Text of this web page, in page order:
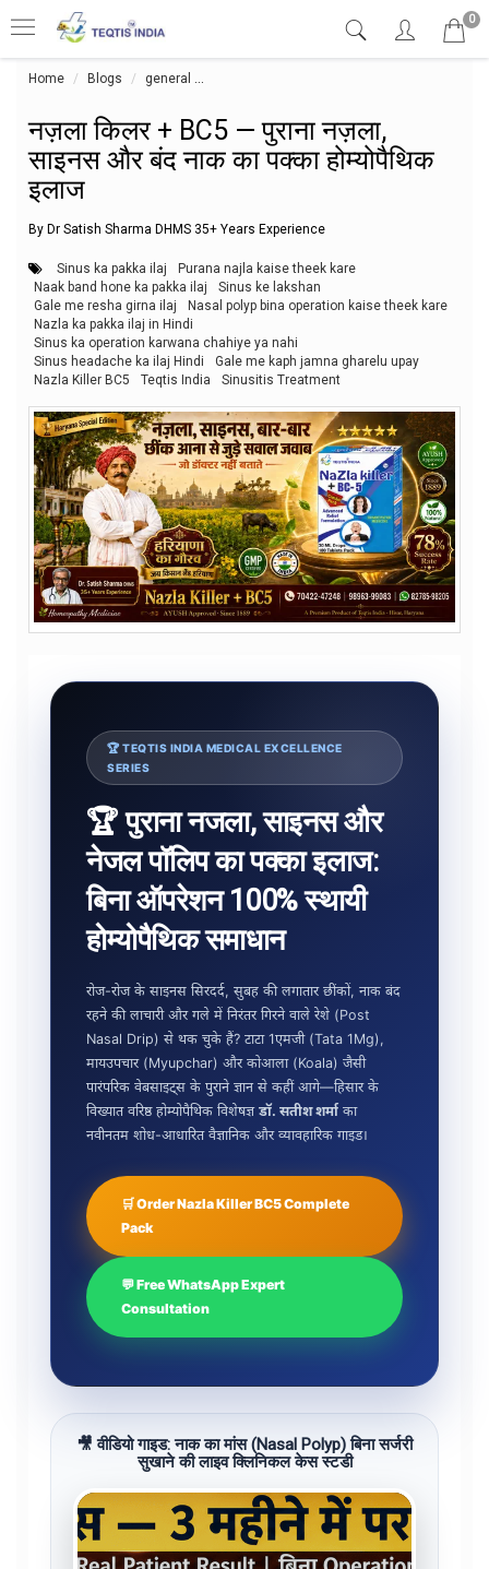
0
Home Blogs general
नज़ला किलर + BC5 — पुराना नज़ला,
साइनस और बंद नाक का पक्का होम्योपैथिक
इलाज
By Dr Satish Sharma DHMS 35+ Years Experience
Sinus ka pakka ilaj
Purana najla kaise theek kare
Naak band hone ka pakka ilaj
Sinus ke lakshan
Gale me resha girna ilaj
Nasal polyp bina operation kaise theek kare
Nazla ka pakka ilaj in Hindi
Sinus ka operation karwana chahiye ya nahi
Sinus headache ka ilaj Hindi
Gale me kaph jamna gharelu upay
Nazla Killer BC5
Teqtis India Sinusitis Treatment
🏆 TEQTIS INDIA MEDICAL EXCELLENCE
SERIES
🏆 पुराना नजला, साइनस और
नेजल पॉलिप का पक्का इलाज:
बिना ऑपरेशन 100% स्थायी
होम्योपैथिक समाधान
रोज-रोज के साइनस सिरदर्द, सुबह की लगातार छींकों, नाक बंद
रहने की लाचारी और गले में निरंतर गिरने वाले रेशे (Post
Nasal Drip) से थक चुके हैं? टाटा 1एमजी (Tata 1Mg),
मायउपचार (Myupchar) और कोआला (Koala) जैसी
पारंपरिक वेबसाइट्स के पुराने ज्ञान से कहीं आगे—हिसार के
विख्यात वरिष्ठ होम्योपैथिक विशेषज्ञ डॉ. सतीश शर्मा का
नवीनतम शोध-आधारित वैज्ञानिक और व्यावहारिक गाइड।
🛒 Order Nazla Killer BC5 Complete
Pack
💬 Free WhatsApp Expert
Consultation
🎥 वीडियो गाइड: नाक का मांस (Nasal Polyp) बिना सर्जरी
सुखाने की लाइव क्लिनिकल केस स्टडी